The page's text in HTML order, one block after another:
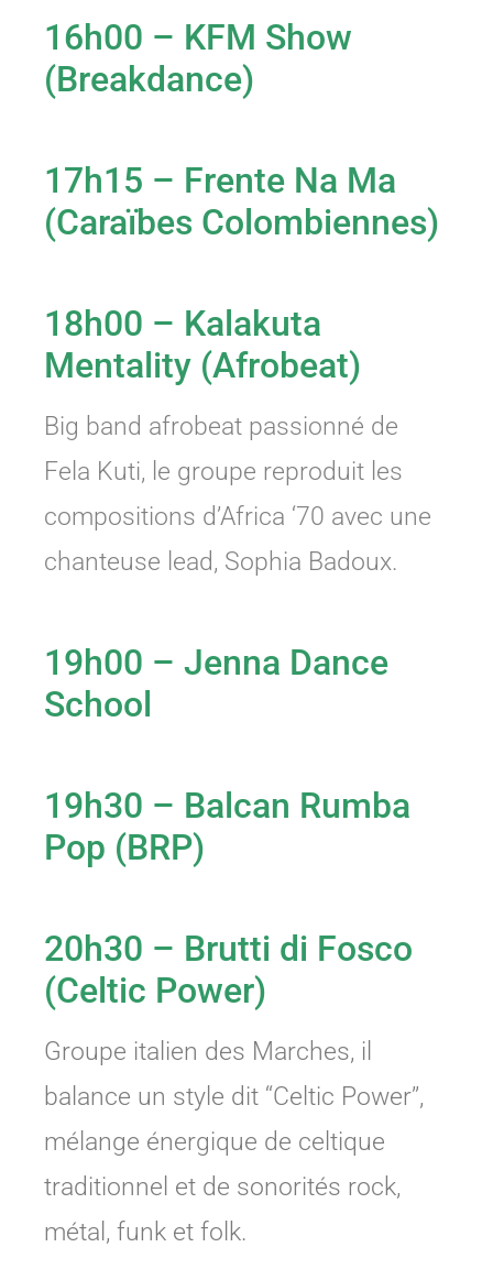
16h00 – KFM Show
(Breakdance)
17h15 – Frente Na Ma
(Caraïbes Colombiennes)
18h00 – Kalakuta
Mentality (Afrobeat)
Big band afrobeat passionné de
Fela Kuti, le groupe reproduit les
compositions d’Africa ‘70 avec une
chanteuse lead, Sophia Badoux.
19h00 – Jenna Dance
School
19h30 – Balcan Rumba
Pop (BRP)
20h30 – Brutti di Fosco
(Celtic Power)
Groupe italien des Marches, il
balance un style dit ‘‘Celtic Power’’,
mélange énergique de celtique
traditionnel et de sonorités rock,
métal, funk et folk.